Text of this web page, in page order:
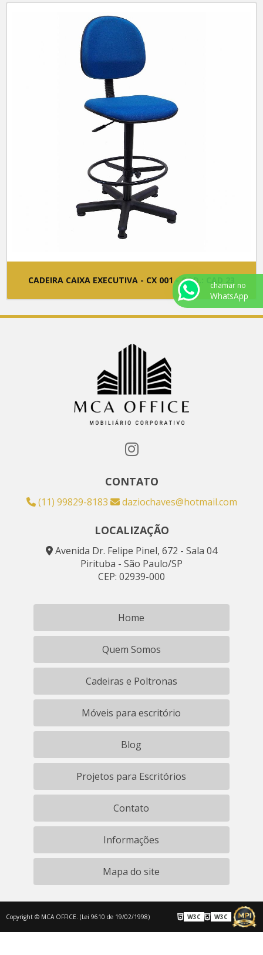
CADEIRA CAIXA EXECUTIVA - CX 001 - COD.: CAD 23
CONTATO
(11) 99829-8183 daziochaves@hotmail.com
LOCALIZAÇÃO
Avenida Dr. Felipe Pinel, 672 - Sala 04
Pirituba - São Paulo/SP
CEP: 02939-000
Home
Quem Somos
Cadeiras e Poltronas
Móveis para escritório
Blog
Projetos para Escritórios
Contato
Informações
Mapa do site
Copyright © MCA OFFICE. (Lei 9610 de 19/02/1998) W3C W3C
chamar no
WhatsApp